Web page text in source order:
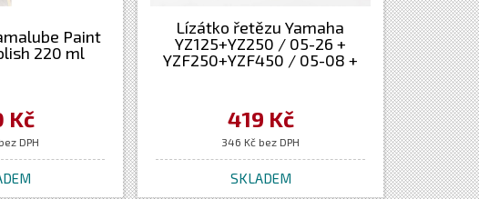
Paint
220 ml
Kč
DPH
Lízátko řetězu Yamaha
YZ125+YZ250 / 05-26 +
YZF250+YZF450 / 05-08 +
419 Kč
346 Kč bez DPH
SKLADEM